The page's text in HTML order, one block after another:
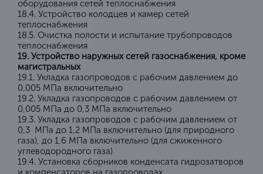
оборудования сетей теплоснабжения
18.4. Устройство колодцев и камер сетей
теплоснабжения
18.5. Очистка полости и испытание трубопроводов
теплоснабжения
19. Устройство наружных сетей газоснабжения, кроме
магистральных
19.1. Укладка газопроводов с рабочим давлением до
0,005 МПа включительно
19.2. Укладка газопроводов с рабочим давлением от
0,005 МПа до 0,3 МПа включительно
19.3. Укладка газопроводов с рабочим давлением от
0,3 МПа до 1,2 МПа включительно (для природного
газа), до 1,6 МПа включительно (для сжиженного
углеводородного газа)
19.4. Установка сборников конденсата гидрозатворов